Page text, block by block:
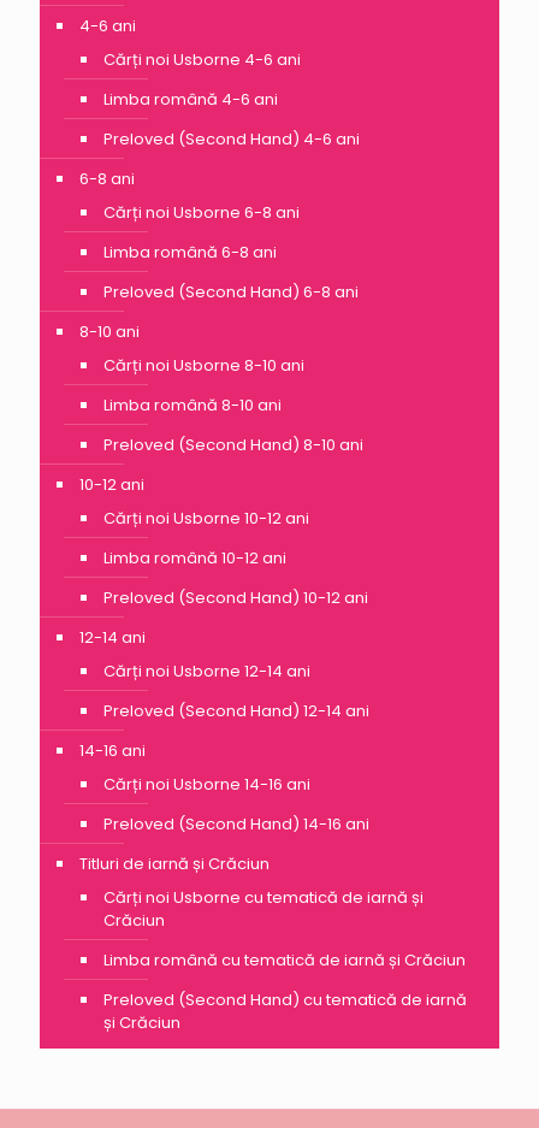
4-6 ani
Cărți noi Usborne 4-6 ani
Limba română 4-6 ani
Preloved (Second Hand) 4-6 ani
6-8 ani
Cărți noi Usborne 6-8 ani
Limba română 6-8 ani
Preloved (Second Hand) 6-8 ani
8-10 ani
Cărți noi Usborne 8-10 ani
Limba română 8-10 ani
Preloved (Second Hand) 8-10 ani
10-12 ani
Cărți noi Usborne 10-12 ani
Limba română 10-12 ani
Preloved (Second Hand) 10-12 ani
12-14 ani
Cărți noi Usborne 12-14 ani
Preloved (Second Hand) 12-14 ani
14-16 ani
Cărți noi Usborne 14-16 ani
Preloved (Second Hand) 14-16 ani
Titluri de iarnă și Crăciun
Cărți noi Usborne cu tematică de iarnă și
Crăciun
Limba română cu tematică de iarnă și Crăciun
Preloved (Second Hand) cu tematică de iarnă
și Crăciun